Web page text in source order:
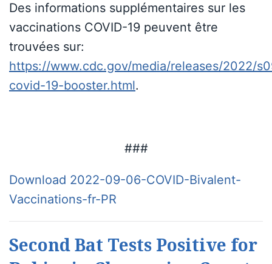
Des informations supplémentaires sur les
vaccinations COVID-19 peuvent être
trouvées sur:
https://www.cdc.gov/media/releases/2022/
covid-19-booster.html.
###
Download 2022-09-06-COVID-Bivalent-
Vaccinations-fr-PR
Second Bat Tests Positive for